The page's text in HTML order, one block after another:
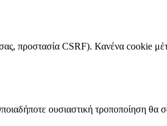
προστασία CSRF). Κανένα cookie
ουσιαστική τροποποίηση